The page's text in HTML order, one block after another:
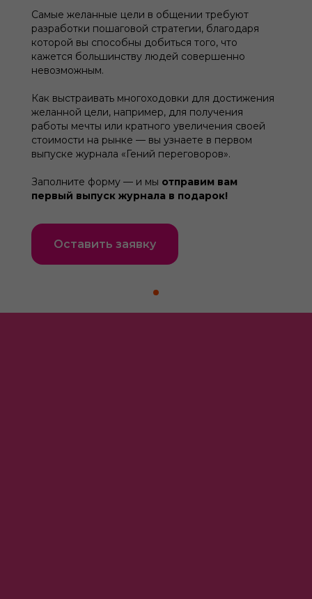
Самые желанные цели в общении требуют
разработки пошаговой стратегии, благодаря
которой вы способны добиться того, что
кажется большинству людей совершенно
невозможным.
Как выстраивать многоходовки для достижения
желанной цели, например, для получения
работы мечты или кратного увеличения своей
стоимости на рынке — вы узнаете в первом
выпуске журнала «Гений переговоров».
Заполните форму — и мы отправим вам
первый выпуск журнала в подарок!
Оставить заявку